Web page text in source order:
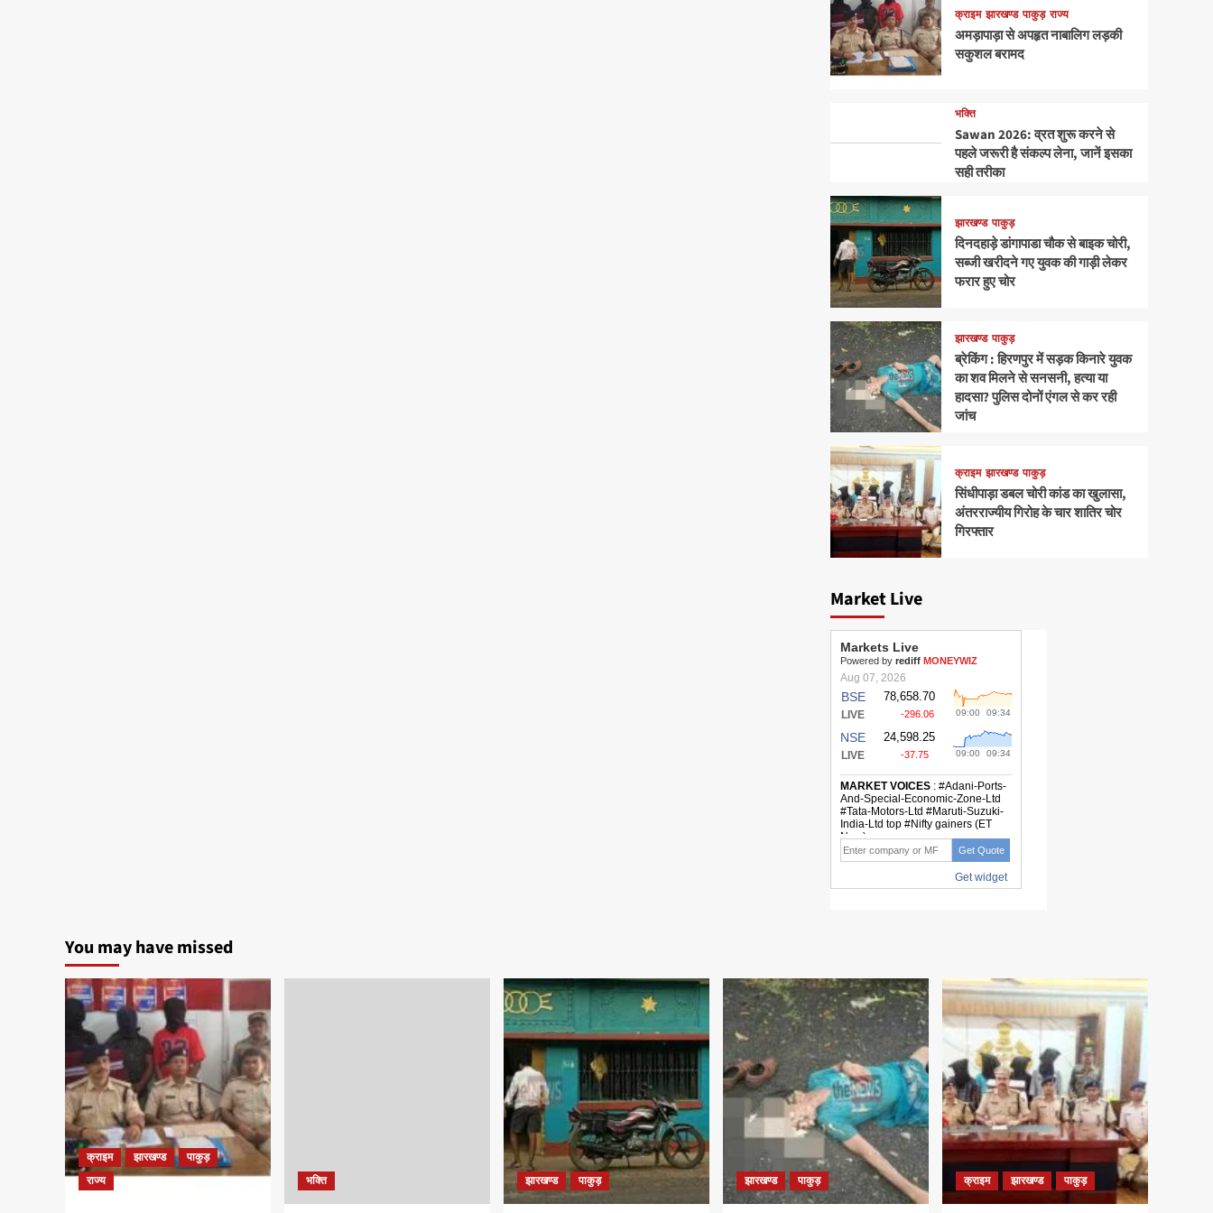
क्राइम झारखण्ड पाकुड़ राज्य
अमड़ापाड़ा से अपहृत नाबालिग लड़की
सकुशल बरामद
भक्ति
Sawan 2026: व्रत शुरू करने से
पहले जरूरी है संकल्प लेना, जानें इसका
सही तरीका
झारखण्ड पाकुड़
दिनदहाड़े डांगापाडा चौक से बाइक चोरी,
सब्जी खरीदने गए युवक की गाड़ी लेकर
फरार हुए चोर
झारखण्ड पाकुड़
ब्रेकिंग : हिरणपुर में सड़क किनारे युवक
का शव मिलने से सनसनी, हत्या या
हादसा? पुलिस दोनों एंगल से कर रही
जांच
क्राइम झारखण्ड पाकुड़
सिंधीपाड़ा डबल चोरी कांड का खुलासा,
अंतरराज्यीय गिरोह के चार शातिर चोर
गिरफ्तार
Market Live
You may have missed
क्राइम झारखण्ड
पाकुड़
राज्य
भक्ति झारखण्ड पाकुड़ झारखण्ड पाकुड़ क्राइम झारखण्ड पाकुड़